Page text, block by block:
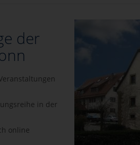
der
in der
online